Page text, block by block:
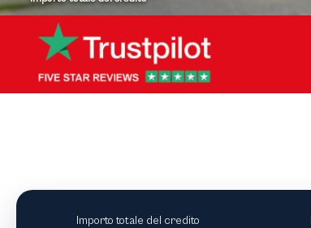
Importo totale del credito